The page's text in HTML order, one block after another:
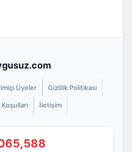
Üyeler Gizlilik Politikası
Koşulları İletişim